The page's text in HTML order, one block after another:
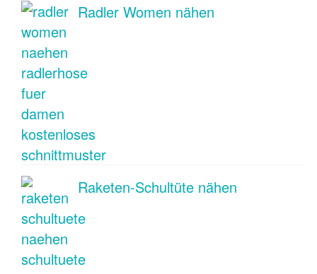
Radler Women nähen
Raketen-Schultüte nähen